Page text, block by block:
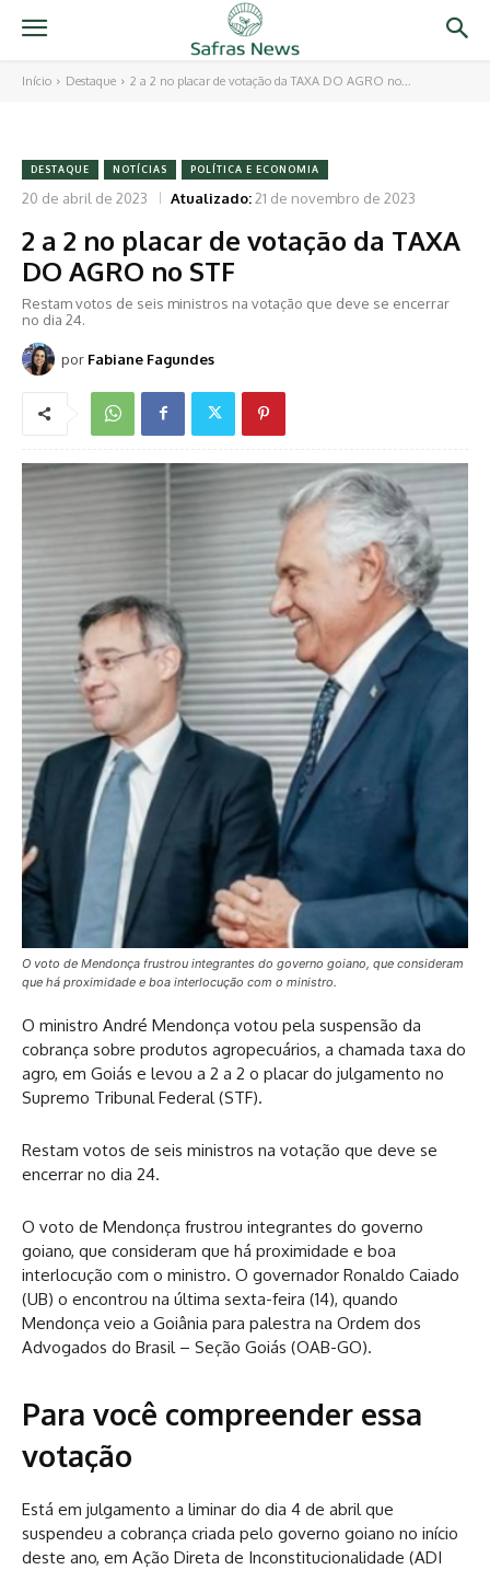
Início Destaque 2 a 2 no placar de votação da TAXA DO AGRO no...
DESTAQUE NOTÍCIAS POLÍTICA E ECONOMIA
20 de abril de 2023 Atualizado:21 de novembro de 2023
2 a 2 no placar de votação da TAXA
DO AGRO no STF
Restam votos de seis ministros na votação que deve se encerrar
no dia 24.
por Fabiane Fagundes
O voto de Mendonça frustrou integrantes do governo goiano, que consideram
que há proximidade e boa interlocução com o ministro.
O ministro André Mendonça votou pela suspensão da
cobrança sobre produtos agropecuários, a chamada taxa do
agro, em Goiás e levou a 2 a 2 o placar do julgamento no
Supremo Tribunal Federal (STF).
Restam votos de seis ministros na votação que deve se
encerrar no dia 24.
O voto de Mendonça frustrou integrantes do governo
goiano, que consideram que há proximidade e boa
interlocução com o ministro. O governador Ronaldo Caiado
(UB) o encontrou na última sexta-feira (14), quando
Mendonça veio a Goiânia para palestra na Ordem dos
Advogados do Brasil – Seção Goiás (OAB-GO).
Para você compreender essa
votação
Está em julgamento a liminar do dia 4 de abril que
suspendeu a cobrança criada pelo governo goiano no início
deste ano, em Ação Direta de Inconstitucionalidade (ADI